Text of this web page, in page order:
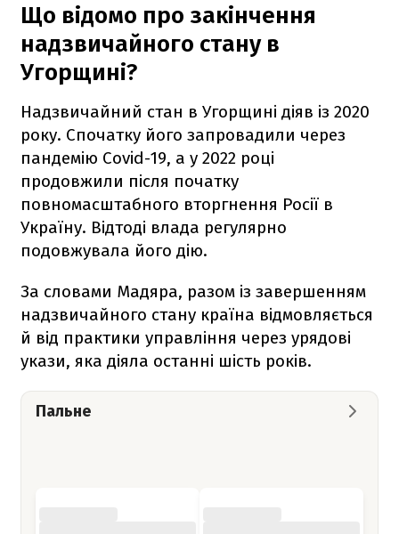
Що відомо про закінчення
надзвичайного стану в
Угорщині?
Надзвичайний стан в Угорщині діяв із 2020
року. Спочатку його запровадили через
пандемію Covid-19, а у 2022 році
продовжили після початку
повномасштабного вторгнення Росії в
Україну. Відтоді влада регулярно
подовжувала його дію.
За словами Мадяра, разом із завершенням
надзвичайного стану країна відмовляється
й від практики управління через урядові
укази, яка діяла останні шість років.
Пальне